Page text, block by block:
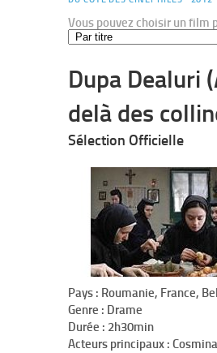
Vous pouvez choisir un film
Dupa Dealuri
delà des
Sélection Officielle
Pays : Roumanie, France,
Genre : Drame
Durée : 2h30min
Acteurs principaux :